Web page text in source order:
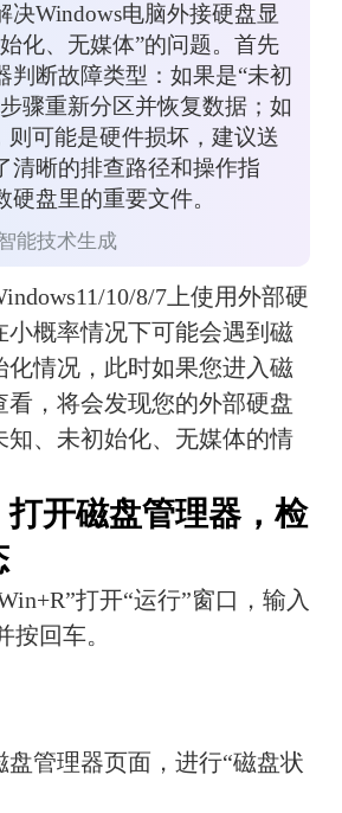
决Windows电脑外接硬盘显
化、无媒体”的问题。首先
判断故障类型：如果是“未初
骤重新分区并恢复数据；如
则可能是硬件损坏，建议送
清晰的排查路径和操作指
硬盘里的重要文件。
能技术生成
10/8/7上使用外部硬
小概率情况下可能会遇到磁
化情况，此时如果您进入磁
看，将会发现您的外部硬盘
知、未初始化、无媒体的情
开磁盘管理器，检
打开“运行”窗口，输入
按回车。
盘管理器页面，进行“磁盘状